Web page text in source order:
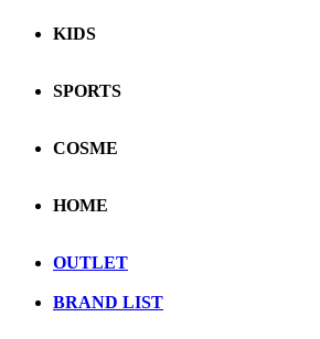
KIDS
SPORTS
COSME
HOME
OUTLET
BRAND LIST